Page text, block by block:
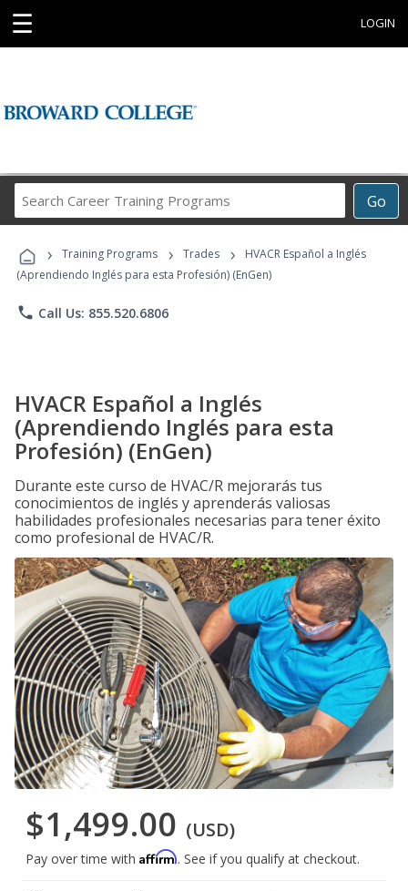
☰ LOGIN
Go
Career
Programs
› Training Programs › Trades ›
HVACR Español a Inglés
(Aprendiendo Inglés para esta Profesión) (EnGen)
phone Call Us: 855.520.6806
HVACR Español a Inglés
(Aprendiendo Inglés para esta
Profesión) (EnGen)
Durante este curso de HVAC/R mejorarás tus
conocimientos de inglés y aprenderás valiosas
habilidades profesionales necesarias para tener éxito
como profesional de HVAC/R.
$1,499.00 (USD)
Pay over time with Affirm. See if you qualify at checkout.